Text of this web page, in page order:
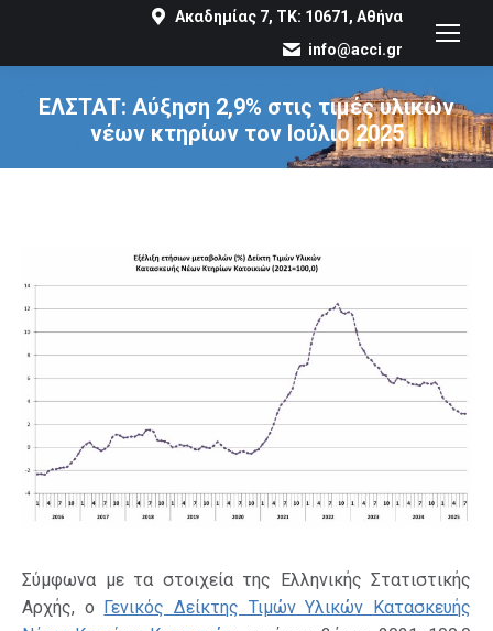
Ακαδημίας 7, ΤΚ: 10671, Αθήνα
info@acci.gr
ΕΛΣΤΑΤ: Αύξηση 2,9% στις τιμές υλικών
νέων κτηρίων τον Ιούλιο 2025
You are here:
Σύμφωνα με τα στοιχεία της Ελληνικής Στατιστικής
Αρχής, ο Γενικός Δείκτης Τιμών Υλικών Κατασκευής